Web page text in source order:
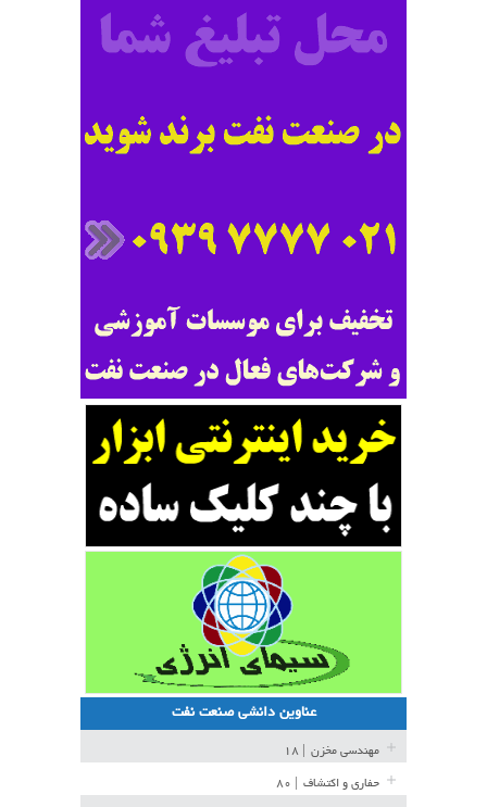
عناوین دانشی صنعت نفت
مهندسی مخزن
حفاری و اکتشاف